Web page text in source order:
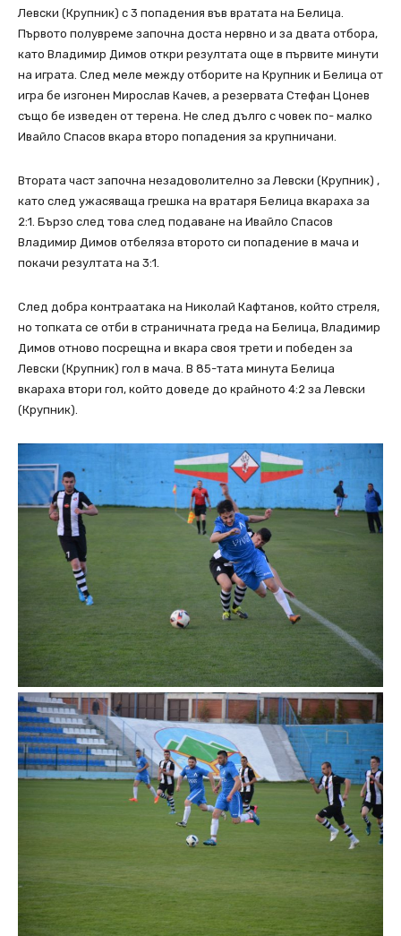
Левски (Крупник) с 3 попадения във вратата на Белица.
Първото полувреме започна доста нервно и за двата отбора,
като Владимир Димов откри резултата още в първите минути
на играта. След меле между отборите на Крупник и Белица от
игра бе изгонен Мирослав Качев, а резервата Стефан Цонев
също бе изведен от терена. Не след дълго с човек по- малко
Ивайло Спасов вкара второ попадения за крупничани.
Втората част започна незадоволително за Левски (Крупник) ,
като след ужасяваща грешка на вратаря Белица вкараха за
2:1. Бързо след това след подаване на Ивайло Спасов
Владимир Димов отбеляза второто си попадение в мача и
покачи резултата на 3:1.
След добра контраатака на Николай Кафтанов, който стреля,
но топката се отби в страничната греда на Белица, Владимир
Димов отново посрещна и вкара своя трети и победен за
Левски (Крупник) гол в мача. В 85-тата минута Белица
вкараха втори гол, който доведе до крайното 4:2 за Левски
(Крупник).